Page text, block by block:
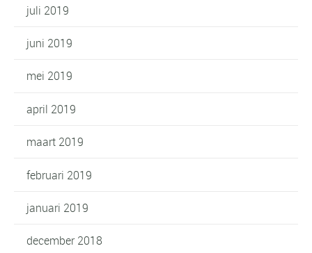
juli 2019
juni 2019
mei 2019
april 2019
maart 2019
februari 2019
januari 2019
december 2018